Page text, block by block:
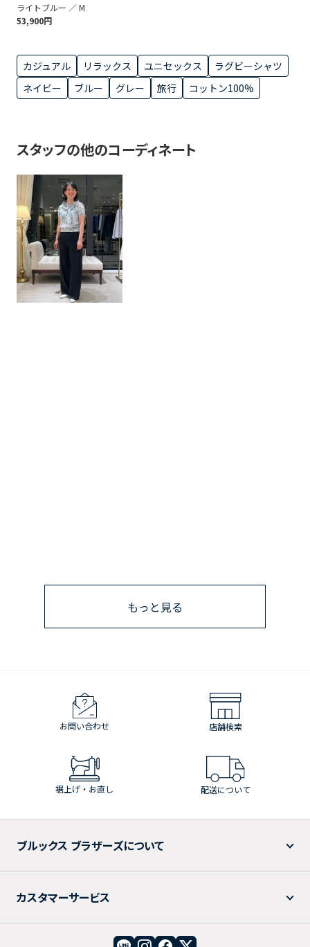
ライトブルー ／ M
53,900円
カジュアル リラックス ユニセックス
ラグビーシャツ
ネイビー
ブルー グレー 旅行 コットン100%
スタッフの他のコーディネート
もっと見る
お問い合わせ 店舗検索
裾上げ・お直し 配送について
ブルックス ブラザーズについて
カスタマーサービス